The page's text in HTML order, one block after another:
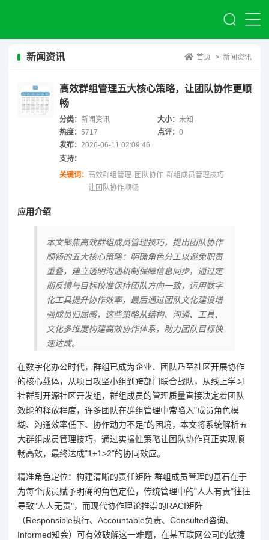
新闻资讯 首页 > 新闻资讯
高效群组管理五大核心策略，让团队协作更顺
畅
分类： 新闻资讯 大小：未知
热度： 5717 点评：0
发布： 2026-06-11 02:09:46
支持：
关键词： 高效群组管理 团队协作 群组成员管理技巧
让团队协作顺畅
应用介绍
本文聚焦高效群组成员管理技巧，提出团队协作
顺畅的五大核心策略：明确角色分工以避免职责
重叠，建立透明沟通机制保障信息同步，通过定
期反馈与目标校准保持团队方向一致，运用数字
化工具提升协作效率，最后通过团队文化建设增
强成员归属感，这些策略从结构、沟通、工具、
文化多维度构建高效协作体系，助力团队目标快
速达成。
在数字化办公时代，群组已成为企业、团队乃至社区开展协作
的核心载体，从项目攻坚小组到跨部门联合战队，从线上学习
社群到开源社区开发组，群组成员的管理质量直接决定着团队
效能的释放程度，许多团队在群组管理中常陷入"成员角色模
糊、沟通效率低下、协作动力不足"的困境，本文将系统解析五
大群组成员管理技巧，通过实操性策略让团队协作真正实现顺
畅高效，最终达成"1+1>2"的协同效应。
精准角色定位：构建清晰的责任矩阵 群组成员管理的基石在于
为每个成员赋予明确的角色定位，传统管理中的"人人有责"往往
导致"人人无责"，而现代协作理论推崇的RACI矩阵
（Responsible执行、Accountable负责、Consulted咨询、
Informed知会）可有效破解这一难题，在某互联网公司的敏捷